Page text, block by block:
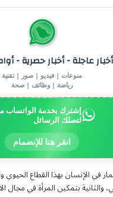
أخبار عاجلة - أخبار حصرية -
منوعات | فيديو | صور | تقنية
رياضة | وظائف | صحة
إشترك بخدمة الواتساب
لتصلك الرسائل
انقر هنا للإنضمام
والثانية بتمكين المرأة في